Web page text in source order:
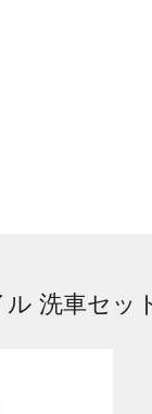
ル 洗車セッ